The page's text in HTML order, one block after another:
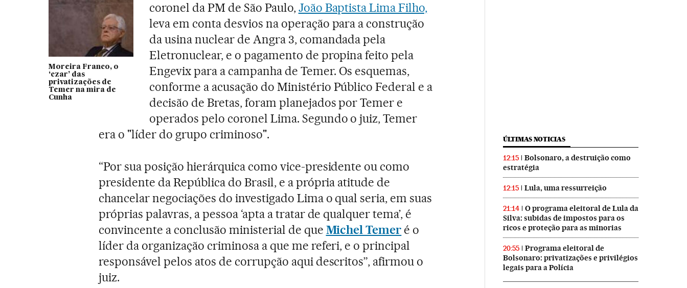
Moreira Franco, o
‘czar’ das
privatizações de
Temer na mira de
Cunha
coronel da PM de São Paulo,João Baptista Lima Filho,
leva em conta desvios na operação para a construção
da usina nuclear de Angra 3, comandada pela
Eletronuclear, e o pagamento de propina feito pela
Engevix para a campanha de Temer. Os esquemas,
conforme a acusação do Ministério Público Federal e a
decisão de Bretas, foram planejados por Temer e
operados pelo coronel Lima. Segundo o juiz, Temer
era o "líder do grupo criminoso".
“Por sua posição hierárquica como vice-presidente ou como
presidente da República do Brasil, e a própria atitude de
chancelar negociações do investigado Lima o qual seria, em suas
próprias palavras, a pessoa ‘apta a tratar de qualquer tema’, é
convincente a conclusão ministerial de que Michel Temer é o
líder da organização criminosa a que me referi, e o principal
responsável pelos atos de corrupção aqui descritos”, afirmou o
juiz.
ÚLTIMAS NOTICIAS
12:15
Bolsonaro, a destruição como
estratégia
12:15 Lula, uma ressurreição
21:14
O programa eleitoral de Lula da
Silva: subidas de impostos para os
ricos e proteção para as minorias
20:55
Programa eleitoral de
Bolsonaro: privatizações e privilégios
legais para a Polícia